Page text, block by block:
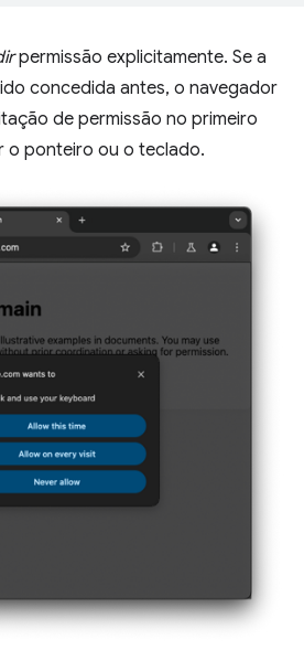
permissão explicitamente. Se a
concedida antes, o navegador
de permissão no primeiro
o ponteiro ou o teclado.